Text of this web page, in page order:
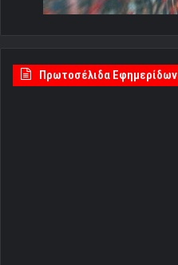
Πρωτοσέλιδα Εφημερίδων